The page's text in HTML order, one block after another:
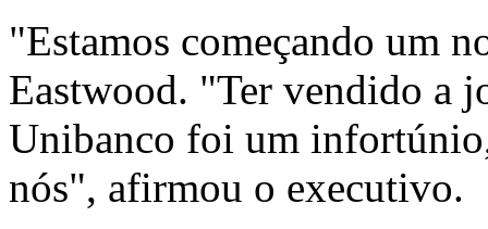
"Estamos começando um
Eastwood. "Ter vendido a
Unibanco foi um
nós", afirmou o executivo.